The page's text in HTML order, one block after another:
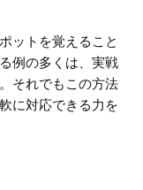
ットを覚えること
例の多くは、実戦
それでもこの方法
に対応できる力を